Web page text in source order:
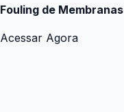
Fouling de Membranas
Acessar Agora